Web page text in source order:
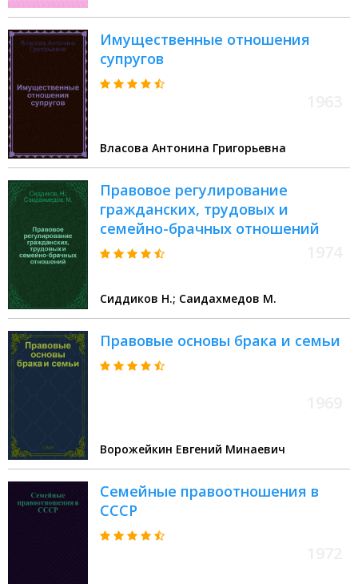
Имущественные отношения
супругов
Власова Антонина Григорьевна
Правовое регулирование
гражданских, трудовых и
семейно-брачных отношений
Сиддиков Н.; Саидахмедов М.
Правовые основы брака и семьи
Ворожейкин Евгений Минаевич
Семейные правоотношения в
СССР